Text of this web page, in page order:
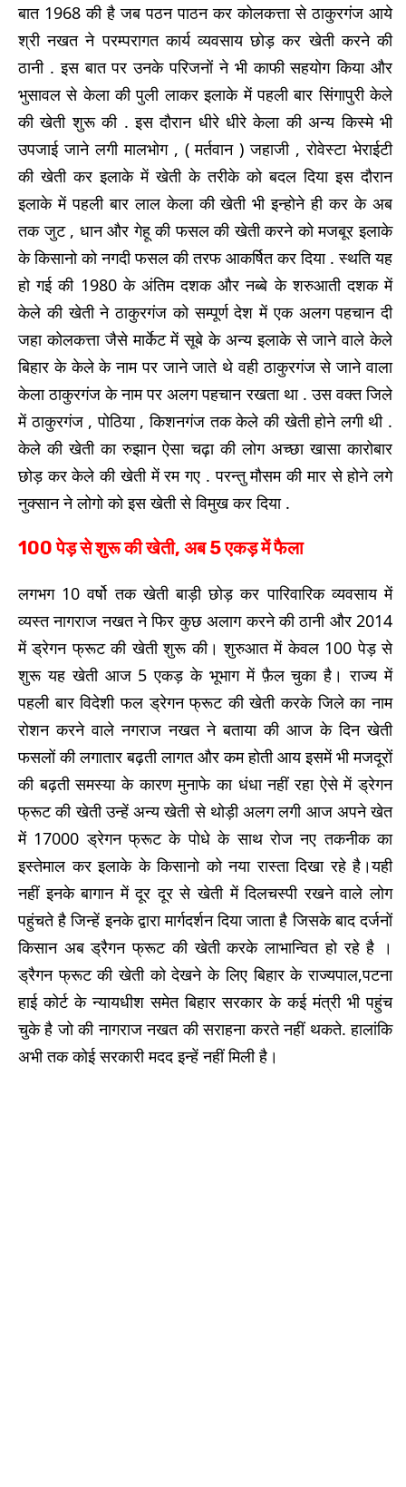
बात 1968 की है जब पठन पाठन कर कोलकत्ता से ठाकुरगंज आये
श्री नखत ने परम्परागत कार्य व्यवसाय छोड़ कर खेती करने की
ठानी . इस बात पर उनके परिजनों ने भी काफी सहयोग किया और
भुसावल से केला की पुली लाकर इलाके में पहली बार सिंगापुरी केले
की खेती शुरू की . इस दौरान धीरे धीरे केला की अन्य किस्मे भी
उपजाई जाने लगी मालभोग , ( मर्तवान ) जहाजी , रोवेस्टा भेराईटी
की खेती कर इलाके में खेती के तरीके को बदल दिया इस दौरान
इलाके में पहली बार लाल केला की खेती भी इन्होने ही कर के अब
तक जुट , धान और गेहू की फसल की खेती करने को मजबूर इलाके
के किसानो को नगदी फसल की तरफ आकर्षित कर दिया . स्थति यह
हो गई की 1980 के अंतिम दशक और नब्बे के शरुआती दशक में
केले की खेती ने ठाकुरगंज को सम्पूर्ण देश में एक अलग पहचान दी
जहा कोलकत्ता जैसे मार्केट में सूबे के अन्य इलाके से जाने वाले केले
बिहार के केले के नाम पर जाने जाते थे वही ठाकुरगंज से जाने वाला
केला ठाकुरगंज के नाम पर अलग पहचान रखता था . उस वक्त जिले
में ठाकुरगंज , पोठिया , किशनगंज तक केले की खेती होने लगी थी .
केले की खेती का रुझान ऐसा चढ़ा की लोग अच्छा खासा कारोबार
छोड़ कर केले की खेती में रम गए . परन्तु मौसम की मार से होने लगे
नुक्सान ने लोगो को इस खेती से विमुख कर दिया .
100 पेड़ से शुरू की खेती, अब 5 एकड़ में फैला
लगभग 10 वर्षो तक खेती बाड़ी छोड़ कर पारिवारिक व्यवसाय में
व्यस्त नागराज नखत ने फिर कुछ अलाग करने की ठानी और 2014
में ड्रेगन फ्रूट की खेती शुरू की। शुरुआत में केवल 100 पेड़ से
शुरू यह खेती आज 5 एकड़ के भूभाग में फ़ैल चुका है। राज्य में
पहली बार विदेशी फल ड्रेगन फ्रूट की खेती करके जिले का नाम
रोशन करने वाले नगराज नखत ने बताया की आज के दिन खेती
फसलों की लगातार बढ़ती लागत और कम होती आय इसमें भी मजदूरों
की बढ़ती समस्या के कारण मुनाफे का धंधा नहीं रहा ऐसे में ड्रेगन
फ्रूट की खेती उन्हें अन्य खेती से थोड़ी अलग लगी आज अपने खेत
में 17000 ड्रेगन फ्रूट के पोधे के साथ रोज नए तकनीक का
इस्तेमाल कर इलाके के किसानो को नया रास्ता दिखा रहे है।यही
नहीं इनके बागान में दूर दूर से खेती में दिलचस्पी रखने वाले लोग
पहुंचते है जिन्हें इनके द्वारा मार्गदर्शन दिया जाता है जिसके बाद दर्जनों
किसान अब ड्रैगन फ्रूट की खेती करके लाभान्वित हो रहे है ।
ड्रैगन फ्रूट की खेती को देखने के लिए बिहार के राज्यपाल,पटना
हाई कोर्ट के न्यायधीश समेत बिहार सरकार के कई मंत्री भी पहुंच
चुके है जो की नागराज नखत की सराहना करते नहीं थकते. हालांकि
अभी तक कोई सरकारी मदद इन्हें नहीं मिली है।